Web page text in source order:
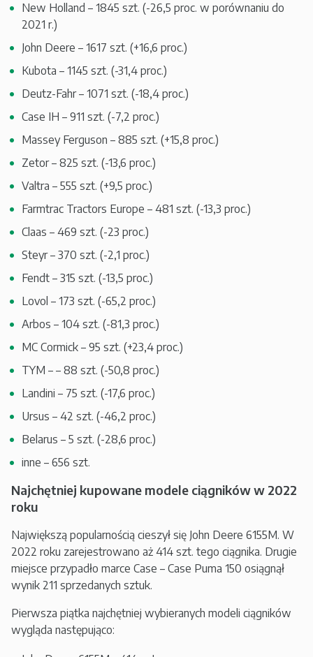
New Holland – 1845 szt. (-26,5 proc. w porównaniu do
2021 r.)
John Deere – 1617 szt. (+16,6 proc.)
Kubota – 1145 szt. (-31,4 proc.)
Deutz-Fahr – 1071 szt. (-18,4 proc.)
Case IH – 911 szt. (-7,2 proc.)
Massey Ferguson – 885 szt. (+15,8 proc.)
Zetor – 825 szt. (-13,6 proc.)
Valtra – 555 szt. (+9,5 proc.)
Farmtrac Tractors Europe – 481 szt. (-13,3 proc.)
Claas – 469 szt. (-23 proc.)
Steyr – 370 szt. (-2,1 proc.)
Fendt – 315 szt. (-13,5 proc.)
Lovol – 173 szt. (-65,2 proc.)
Arbos – 104 szt. (-81,3 proc.)
MC Cormick – 95 szt. (+23,4 proc.)
TYM – – 88 szt. (-50,8 proc.)
Landini – 75 szt. (-17,6 proc.)
Ursus – 42 szt. (-46,2 proc.)
Belarus – 5 szt. (-28,6 proc.)
inne – 656 szt.
Najchętniej kupowane modele ciągników w 2022
roku
Największą popularnością cieszył się John Deere 6155M. W
2022 roku zarejestrowano aż 414 szt. tego ciągnika. Drugie
miejsce przypadło marce Case – Case Puma 150 osiągnął
wynik 211 sprzedanych sztuk.
Pierwsza piątka najchętniej wybieranych modeli ciągników
wygląda następująco: